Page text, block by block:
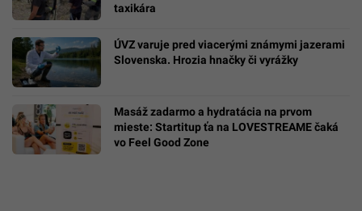
taxikára
ÚVZ varuje pred viacerými známymi jazerami
Slovenska. Hrozia hnačky či vyrážky
Masáž zadarmo a hydratácia na prvom
mieste: Startitup ťa na LOVESTREAME čaká
vo Feel Good Zone